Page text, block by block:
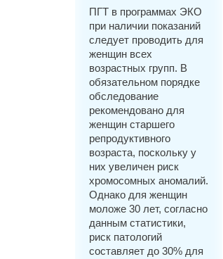
ПГТ в программах ЭКО
при наличии показаний
следует проводить для
женщин всех
возрастных групп. В
обязательном порядке
обследование
рекомендовано для
женщин старшего
репродуктивного
возраста, поскольку у
них увеличен риск
хромосомных аномалий.
Однако для женщин
моложе 30 лет, согласно
данным статистики,
риск патологий
составляет до 30% для